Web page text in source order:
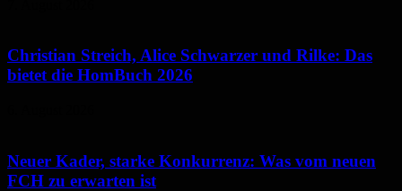
Christian Streich, Alice Schwarzer und Rilke: Das
bietet die HomBuch 2026
Neuer Kader, starke Konkurrenz: Was vom neuen
FCH zu erwarten ist